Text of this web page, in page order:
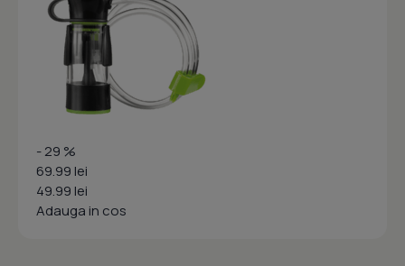
- 29 %
69.99 lei
49.99 lei
Adauga in cos